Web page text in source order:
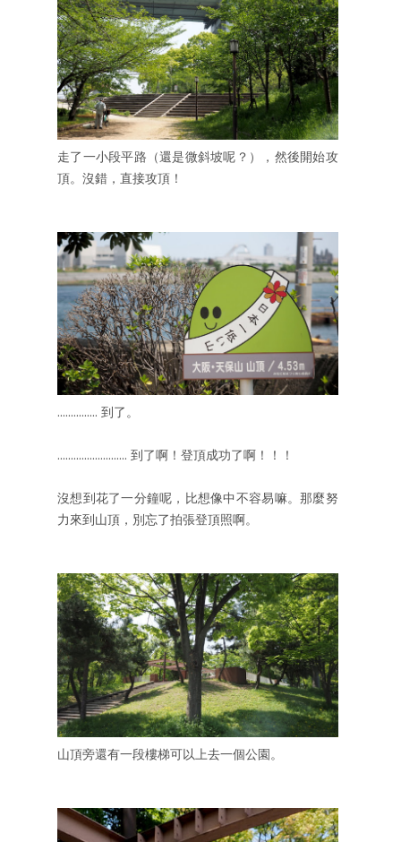
走了一小段平路（還是微斜坡呢？），然後開始攻
頂。沒錯，直接攻頂！
............... 到了。
.......................... 到了啊！登頂成功了啊！！！
沒想到花了一分鐘呢，比想像中不容易嘛。那麼努
力來到山頂，別忘了拍張登頂照啊。
山頂旁還有一段樓梯可以上去一個公園。